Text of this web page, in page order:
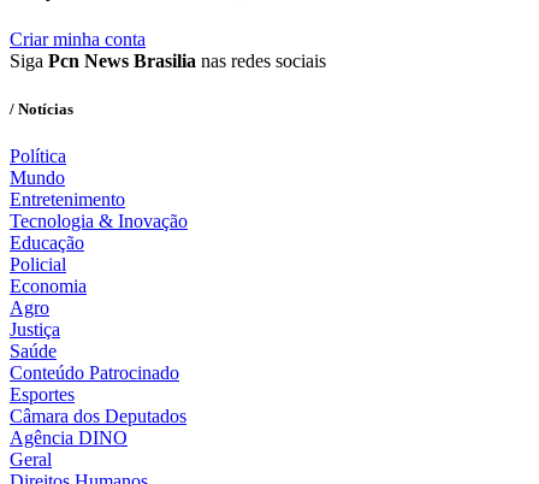
Criar minha conta
Siga Pcn News Brasilia nas redes sociais
/ Notícias
Política
Mundo
Entretenimento
Tecnologia & Inovação
Educação
Policial
Economia
Agro
Justiça
Saúde
Conteúdo Patrocinado
Esportes
Câmara dos Deputados
Agência DINO
Geral